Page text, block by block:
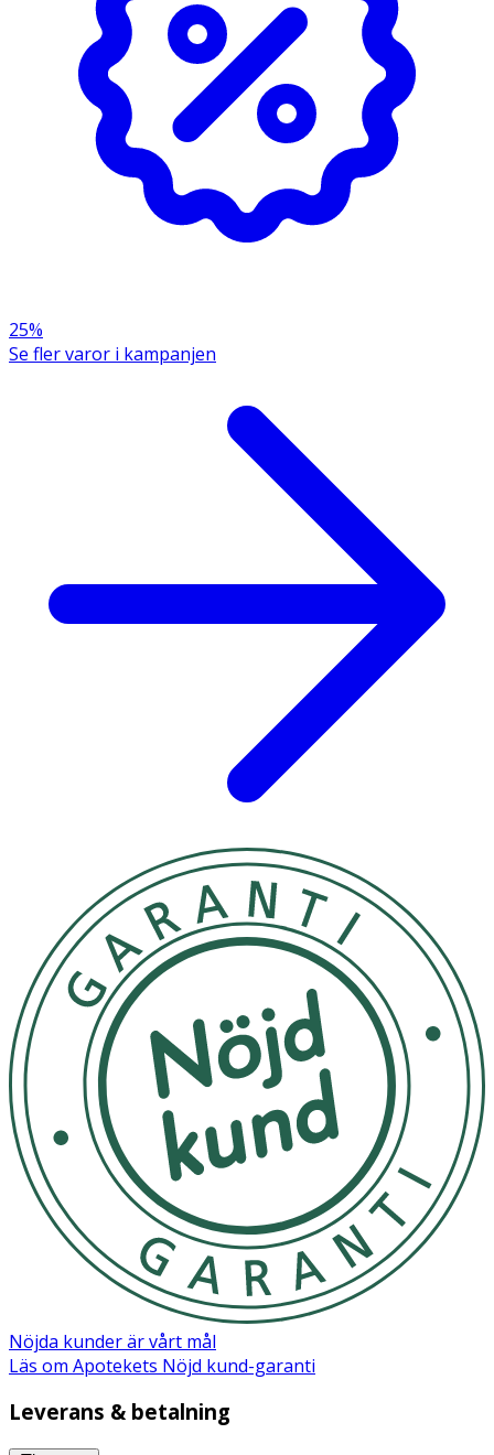
Butter, Caprylic/Capric Triglyceride, Theobroma Cacao
Seed Butter, Synthetic Beeswax, Glyceryl Stearate, PEG-
100 Stearate, Hydroxyethyl Acrylate/Sodium
Acryloyldimethyl Taurate Copolymer, Salicylic Acid,
Tocopheryl Acetate, Glycolic Acid, Parfum, Salix Nigra
Bark Extract, Sodium Benzoate, Potassium Sorbate,
Polysorbate 60, Sorbitan Isostearate, Carica Papaya Fruit
Extract, Mangifera Indica Fruit Extract, Glycine Soja Oil,
Leuconostoc/Radish Root Ferment Filtrate, Tocopherol,
Beta-Sitosterol, Squalene.
25%
Se fler varor i kampanjen
Nöjda kunder är vårt mål
Läs om Apotekets Nöjd kund-garanti
Leverans & betalning